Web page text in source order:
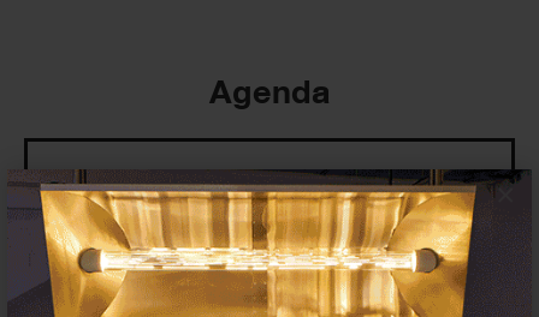
×
Agenda
Exposiciones, inauguraciones,
actividades.
¡Te ayudamos a encontrar el
evento que buscas !